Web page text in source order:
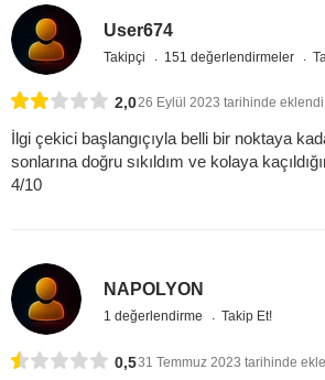
User674
Takipçi 151 değerlendirmeler
2,026 Eylül 2023 tarihinde eklendi
İlgi çekici başlangıçıyla belli bir noktaya
sonlarına doğru sıkıldım ve kolaya
4/10
NAPOLYON
1 değerlendirme Takip Et!
0,531 Temmuz 2023 tarihinde